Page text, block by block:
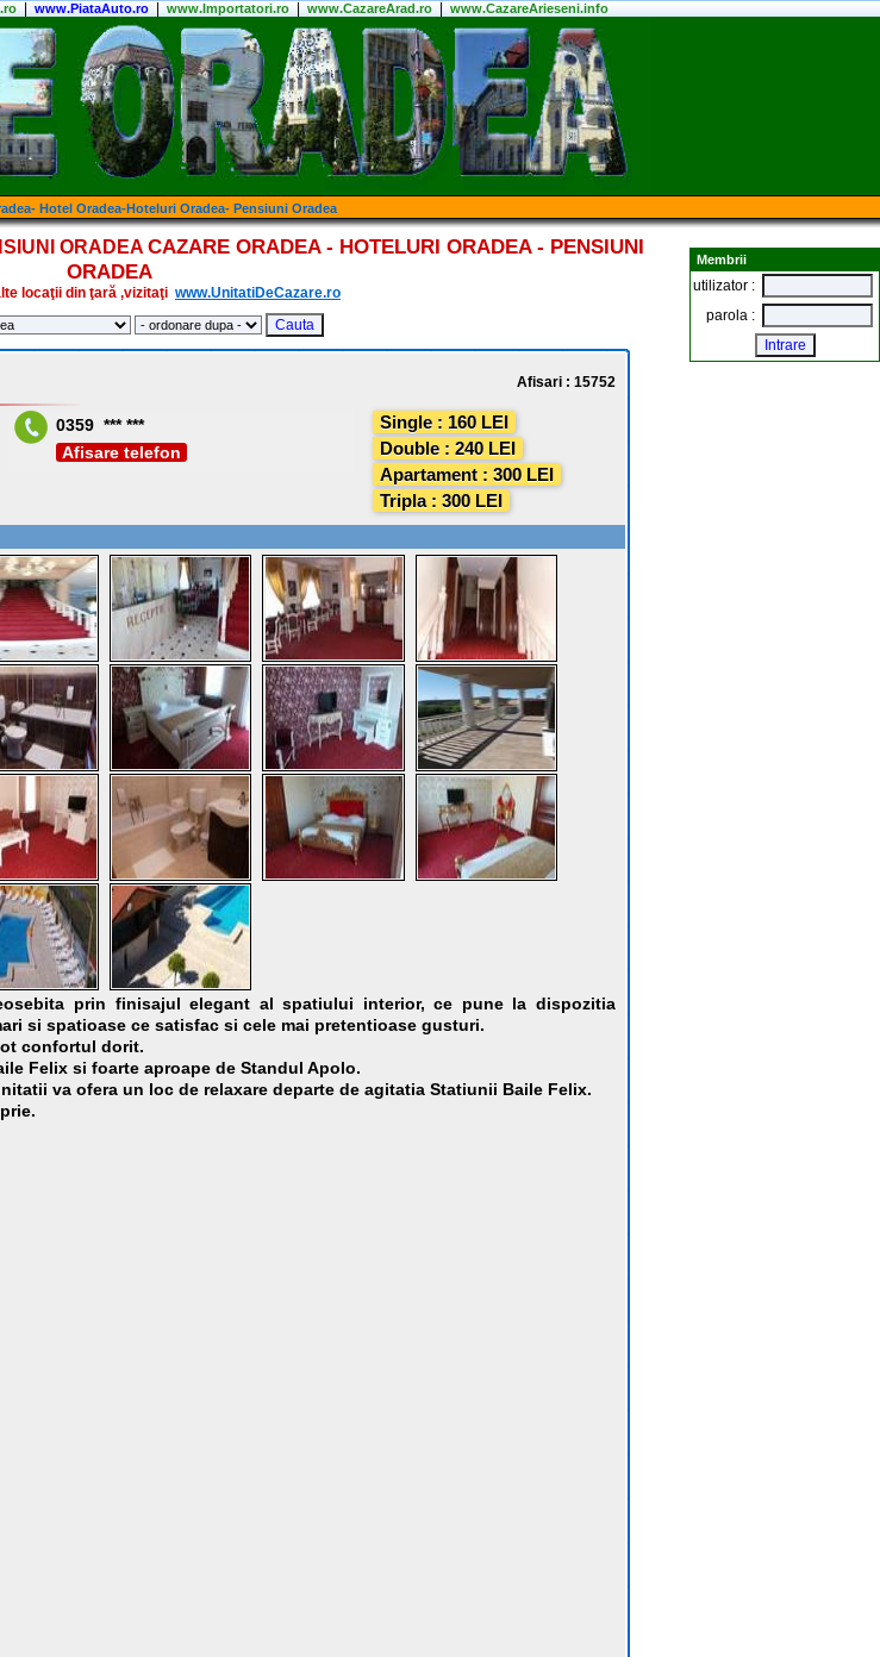
| www.PiataAuto.ro| www.Importatori.ro| www.CazareArad.ro| www.CazareArieseni.info
Hotel Oradea-Hoteluri Oradea- Pensiuni Oradea
ORADEA CAZARE ORADEA - HOTELURI ORADEA - PENSIUNI
ORADEA
locaţii din ţară ,vizitaţi www.UnitatiDeCazare.ro
Afisari : 15752
0359 *** ***
Afisare telefon
Single : 160 LEI
Double : 240 LEI
Apartament : 300 LEI
Tripla : 300 LEI
prin finisajul elegant al spatiului interior, ce pune la dispozitia
si spatioase ce satisfac si cele mai pretentioase gusturi.
confortul dorit.
Felix si foarte aproape de Standul Apolo.
va ofera un loc de relaxare departe de agitatia Statiunii Baile Felix.
Membrii
utilizator :
parola :